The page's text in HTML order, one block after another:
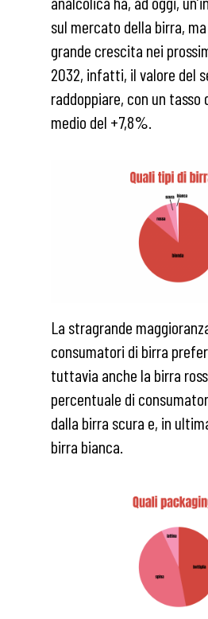
sul mercato della birra,
grande crescita nei
2032, infatti, il valore del
raddoppiare, con un tasso
medio del +7,8%.
La stragrande
consumatori di birra
tuttavia anche la birra
percentuale di
dalla birra scura e, in
birra bianca.